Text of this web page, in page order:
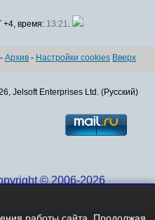
+4, время: 13:21
- Архив - Настройки cookies Вверх
Jelsoft Enterprises Ltd. (Русский)
© 2006-2026
работы сайта. Продолжая